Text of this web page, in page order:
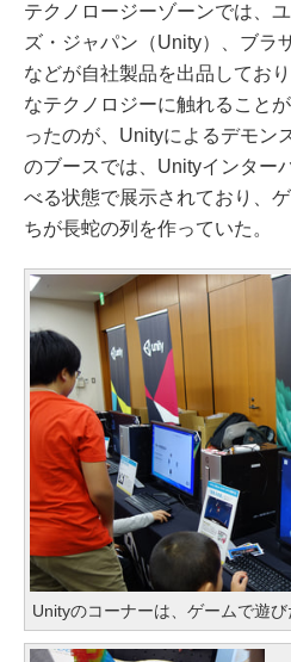
テクノロージーゾーンでは、
ズ・ジャパン（Unity）、ブラ
などが自社製品を出品してお
なテクノロジーに触れること
ったのが、Unityによるデモン
のブースでは、Unityインター
べる状態で展示されており、
ちが長蛇の列を作っていた。
Unityのコーナーは、ゲームで遊